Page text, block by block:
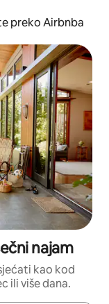
preko Airbnba
najam
kao kod
ili više dana.